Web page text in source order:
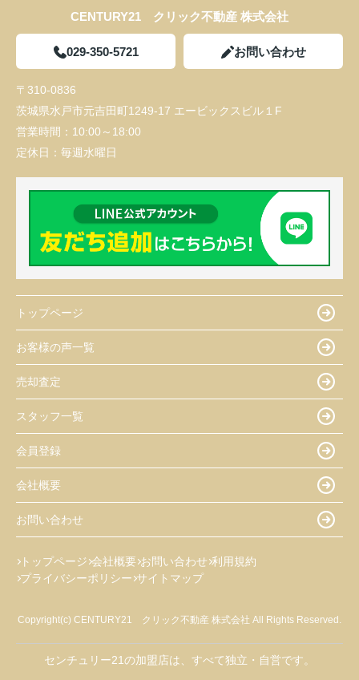
CENTURY21 クリック不動産 株式会社
029-350-5721 お問い合わせ
〒310-0836
茨城県水戸市元吉田町1249-17 エービックスビル１F
営業時間： 10:00～18:00
定休日： 毎週水曜日
トップページ
お客様の声一覧
売却査定
スタッフ一覧
会員登録
会社概要
お問い合わせ
トップページ 会社概要 お問い合わせ 利用規約
プライバシーポリシー サイトマップ
Copyright(c) CENTURY21 クリック不動産 株式会社 All Rights Reserved.
センチュリー21の加盟店は、すべて独立・自営です。